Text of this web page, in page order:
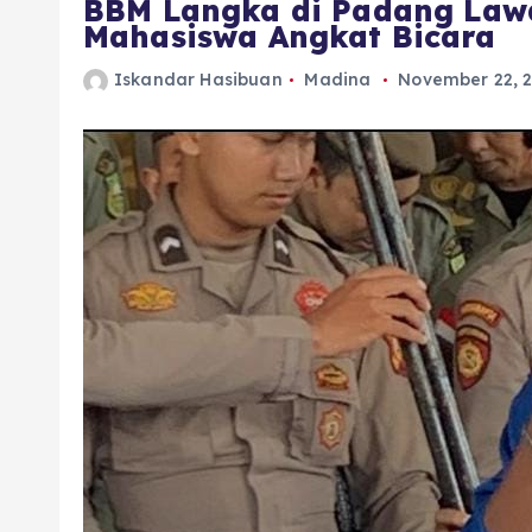
BBM Langka di Padang
Mahasiswa Angkat Bicara
Iskandar Hasibuan Madina November 22,